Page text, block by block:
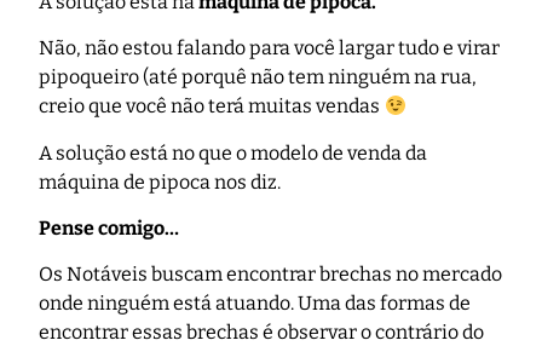
Não, não estou falando para você largar tudo e virar
pipoqueiro (até porquê não tem ninguém na rua,
creio que você não terá muitas vendas
A solução está no que o modelo de venda da
máquina de pipoca nos diz.
Pense comigo…
Os Notáveis buscam encontrar brechas no mercado
onde ninguém está atuando. Uma das formas de
encontrar essas brechas é observar o contrário do